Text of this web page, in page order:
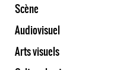
Scène
Audiovisuel
Arts visuels